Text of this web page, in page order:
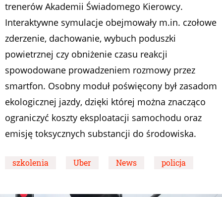
trenerów Akademii Świadomego Kierowcy.
Interaktywne symulacje obejmowały m.in. czołowe
zderzenie, dachowanie, wybuch poduszki
powietrznej czy obniżenie czasu reakcji
spowodowane prowadzeniem rozmowy przez
smartfon. Osobny moduł poświęcony był zasadom
ekologicznej jazdy, dzięki której można znacząco
ograniczyć koszty eksploatacji samochodu oraz
emisję toksycznych substancji do środowiska.
szkolenia Uber News policja